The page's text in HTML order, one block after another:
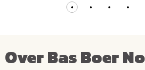
Over Bas Boer